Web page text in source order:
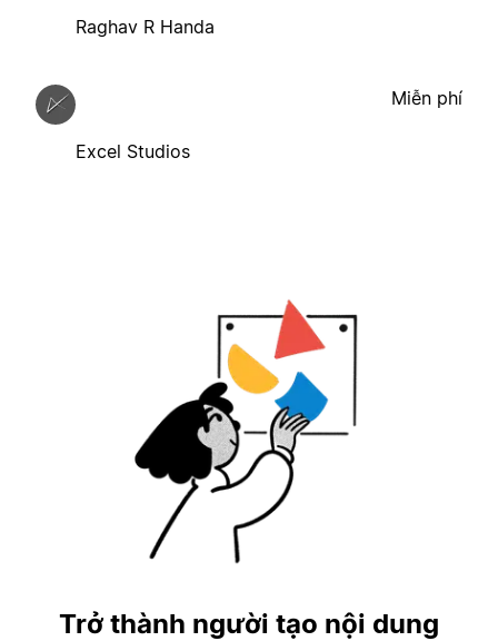
Raghav R Handa
Excel Studios
Miễn phí
Trở thành người tạo nội dung